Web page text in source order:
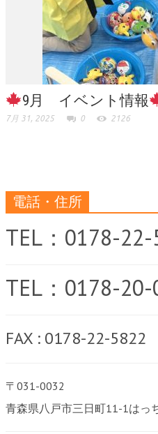
9月 イベント情報
7月 31, 2025 0 2126
電話・住所
TEL：0178-22-
TEL：0178-
FAX : 0178-22-5822
〒031-0032
青森県八戸市三日町11-1はっ